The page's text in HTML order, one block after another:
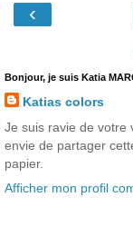
‹
Bonjour, je suis Katia
Katias colors
Je suis ravie de votre
envie de partager
papier.
Afficher mon profil